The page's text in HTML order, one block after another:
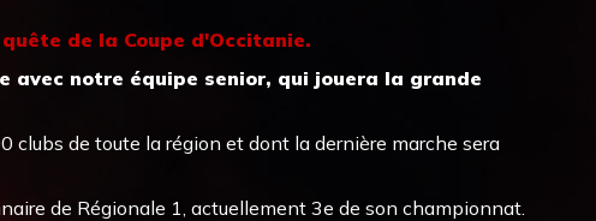
de la Coupe d'Occitanie.
avec notre équipe senior, qui jouera la grande
clubs de toute la région et dont la dernière marche sera
de Régionale 1, actuellement 3e de son championnat.